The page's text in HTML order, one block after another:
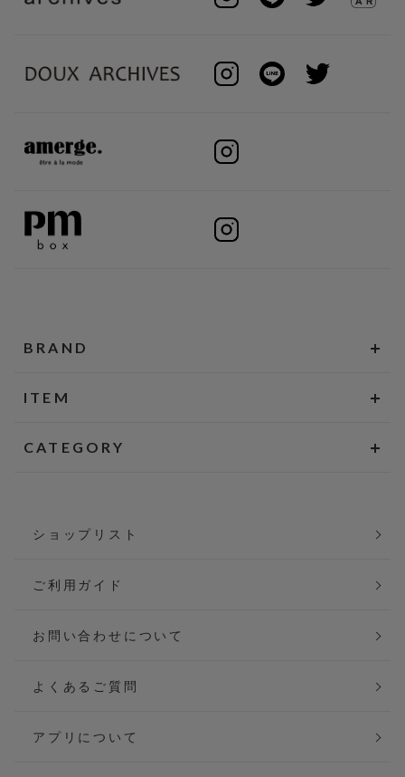
BRAND
ITEM
CATEGORY
ショップリスト
ご利用ガイド
お問い合わせについて
よくあるご質問
アプリについて